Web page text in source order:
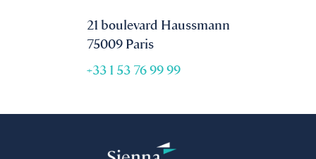
21 boulevard Haussmann
75009 Paris
+33 1 53 76 99 99